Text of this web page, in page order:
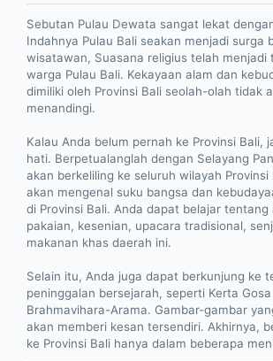
Sebutan Pulau Dewata sangat lekat
Indahnya Pulau Bali seakan menjadi surga
wisatawan, Suasana religius telah menjadi
warga Pulau Bali. Kekayaan alam dan
dimiliki oleh Provinsi Bali seolah-olah tidak
menandingi.
Kalau Anda belum pernah ke Provinsi Bali,
hati. Berpetualanglah dengan Selayang
akan berkeliling ke seluruh wilayah Provinsi
akan mengenal suku bangsa dan
di Provinsi Bali. Anda dapat belajar tentang
pakaian, kesenian, upacara tradisional,
makanan khas daerah ini.
Selain itu, Anda juga dapat berkunjung ke
peninggalan bersejarah, seperti Kerta
Brahmavihara-Arama. Gambar-gambar
akan memberi kesan tersendiri. Akhirnya,
ke Provinsi Bali hanya dalam beberapa